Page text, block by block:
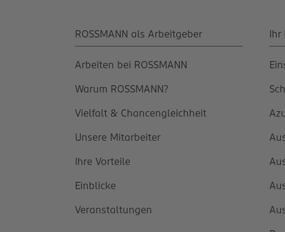
ROSSMANN als Arbeitgeber
Arbeiten bei ROSSMANN
Warum ROSSMANN?
Vielfalt & Chancengleichheit
Unsere Mitarbeiter
Ihre Vorteile
Einblicke
Veranstaltungen
Ihr